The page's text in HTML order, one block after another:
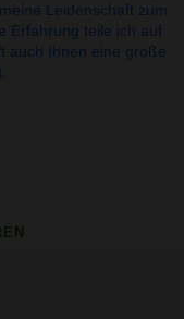
Leidenschaft zum
Erfahrung teile ich auf
auch Ihnen eine große